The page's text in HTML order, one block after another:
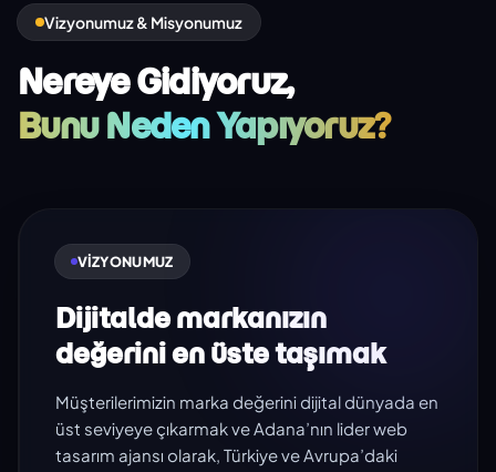
Vizyonumuz & Misyonumuz
Nereye Gidiyoruz,
Bunu Neden Yapıyoruz?
VIZYONUMUZ
Dijitalde markanızın
değerini en üste taşımak
Müşterilerimizin marka değerini dijital dünyada en
üst seviyeye çıkarmak ve Adana’nın lider web
tasarım ajansı olarak, Türkiye ve Avrupa’daki